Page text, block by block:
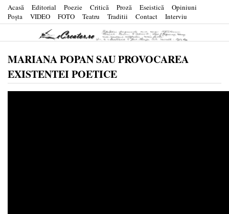
Acasă Editorial Poezie Critică Proză Eseistică
Opiniuni
Poşta
VIDEO FOTO Teatru Traditii Contact Interviu
MARIANA POPAN SAU PROVOCAREA
EXISTENTEI POETICE